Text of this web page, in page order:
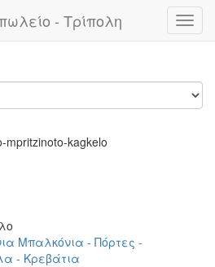
Μπαλκόνια - Πόρτες -
- Κρεβάτια